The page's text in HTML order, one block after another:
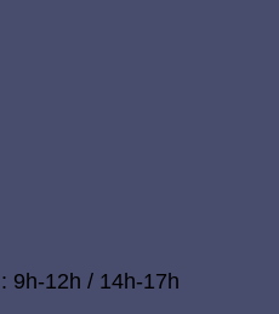
9h-12h / 14h-17h